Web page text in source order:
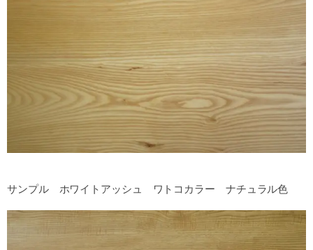
サンプル ホワイトアッシュ ワトコカラー ナチュラル色